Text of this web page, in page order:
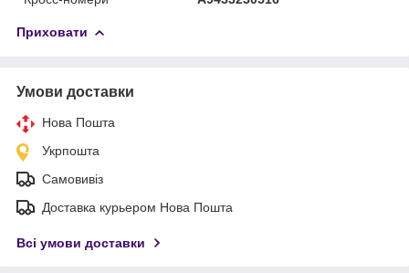
Приховати
Умови доставки
Нова Пошта
Укрпошта
Самовивіз
Доставка курьером Нова Пошта
Всі умови доставки